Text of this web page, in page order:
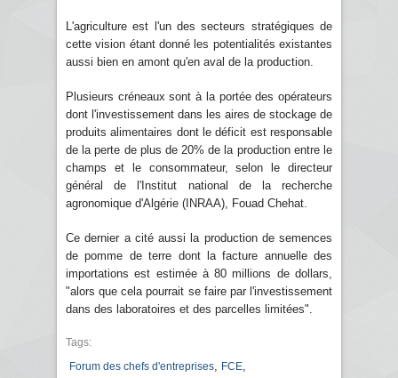
L'agriculture est l'un des secteurs stratégiques de
cette vision étant donné les potentialités existantes
aussi bien en amont qu'en aval de la production.
Plusieurs créneaux sont à la portée des opérateurs
dont l'investissement dans les aires de stockage de
produits alimentaires dont le déficit est responsable
de la perte de plus de 20% de la production entre le
champs et le consommateur, selon le directeur
général de l'Institut national de la recherche
agronomique d'Algérie (INRAA), Fouad Chehat.
Ce dernier a cité aussi la production de semences
de pomme de terre dont la facture annuelle des
importations est estimée à 80 millions de dollars,
"alors que cela pourrait se faire par l'investissement
dans des laboratoires et des parcelles limitées".
Tags:
Forum des chefs d'entreprises
FCE